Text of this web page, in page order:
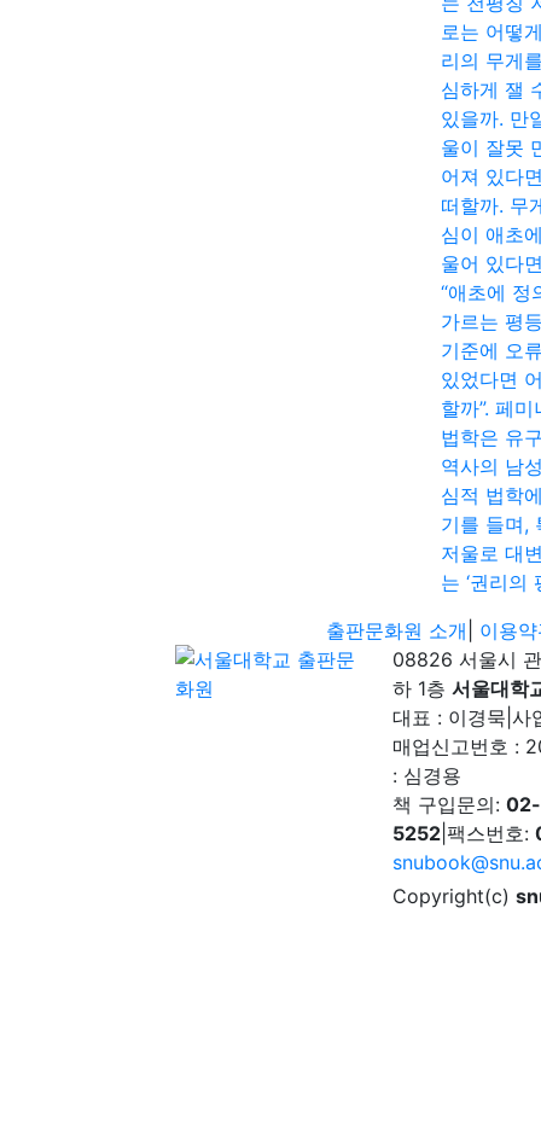
로는 어떻
리의 무게
심하게 잴
있을까. 만
울이 잘못
어져 있다
떠할까. 무
심이 애초
울어 있다
“애초에 정
가르는 평
기준에 오
있었다면
할까”. 페미
법학은 유
역사의 남
심적 법학
기를 들며,
저울로 대
는 ‘권리의
출판문화원 소개
이용
08826 서울시
하 1층 서울대학
대표 : 이경묵 사
매업신고번호 :
: 심경용
책 구입문의:
5252 팩스번호:
Copyright(c)